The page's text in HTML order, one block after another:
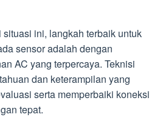
ini, langkah terbaik untuk
sensor adalah dengan
AC yang terpercaya. Teknisi
dan keterampilan yang
serta memperbaiki koneksi
tepat.